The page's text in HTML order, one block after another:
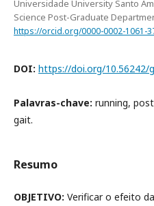
Universidade University Santo
Science Post-Graduate
https://orcid.org/0000-0002-1061-
DOI: https://doi.org/10.56242/
Palavras-chave: running,
gait.
Resumo
OBJETIVO: Verificar o efeito